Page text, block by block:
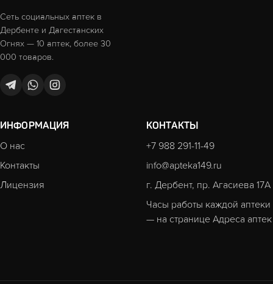
Сеть социальных аптек в
Дербенте и Дагестанских
Огнях — 10 аптек, более 30
000 товаров.
ИНФОРМАЦИЯ
О нас
Контакты
Лицензия
КОНТАКТЫ
+7 988 291-11-49
info@apteka149.ru
г. Дербент, пр. Агасиева 17А
Часы работы каждой аптеки
— на странице Адреса аптек